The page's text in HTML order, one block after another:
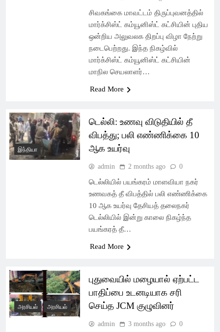
சிவகங்கை மாவட்டம் திருப்புவனத்தில்
மார்க்சிஸ்ட் கம்யூனிஸ்ட் கட்சியின் புதிய
ஒன்றிய அலுவலக திறப்பு விழா நேற்று
நடைபெற்றது. இந்த நிகழ்வில்
மார்க்சிஸ்ட் கம்யூனிஸ்ட் கட்சியின்
மாநில செயலாளர்…
Read More
இந்தியா
டெல்லி: உணவு விடுதியில் தீ
விபத்து; பலி எண்ணிக்கை 10
ஆக உயர்வு
admin 2 months ago 0
டெல்லியில் பயங்கரம் மாளவியா நகர்
உணவகத் தீ விபத்தில் பலி எண்ணிக்கை
10 ஆக உயர்வு தேசியத் தலைநகர்
டெல்லியில் இன்று காலை நிகழ்ந்த
பயங்கரத் தீ…
Read More
அரசியல் அரசியல்
புதுவையில் மழையால் ஏற்பட்ட
பாதிப்பை உடனடியாக சரி
செய்த JCM குழுவினர்
admin 3 months ago 0